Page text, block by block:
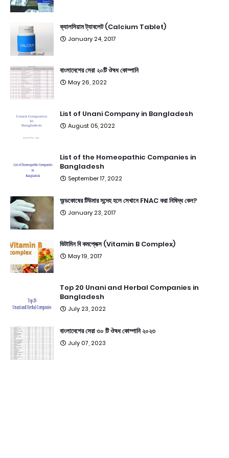
ক্যালসিয়াম ট্যাবলেট (Calcium Tablet)
January 24, 2017
বাংলাদেশের সেরা ২০টি ঔষধ কোম্পানি
May 26, 2022
List of Unani Company in Bangladesh
August 05, 2022
List of the Homeopathic Companies in
Bangladesh
September 17, 2022
অন্ডকোষের টিউমার সন্দেহ হলে সেখানে FNAC করা নিষিদ্ধ কেন?
January 23, 2017
ভিটামিন বি কমপ্লেক্স (Vitamin B Complex)
May 19, 2017
Top 20 Unani and Herbal Companies in
Bangladesh
July 23, 2022
বাংলাদেশের সেরা ৩০ টি ঔষধ কোম্পানি ২০২৩
July 07, 2023